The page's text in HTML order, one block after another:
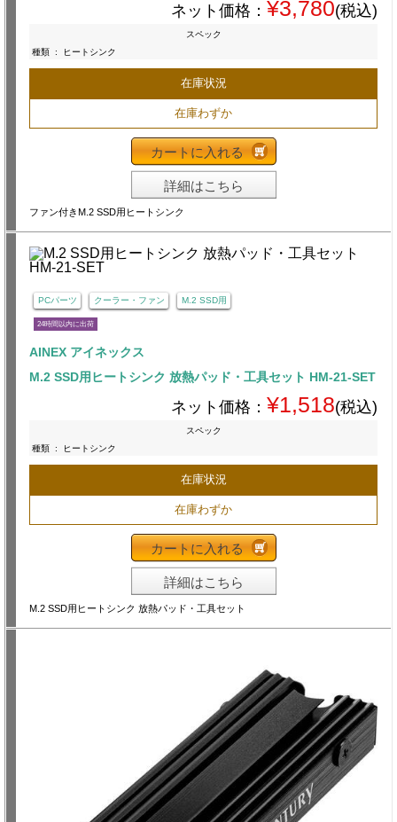
ネット価格： ¥3,780(税込)
スペック
種類 : ヒートシンク
在庫状況
在庫わずか
カートに入れる
詳細はこちら
ファン付きM.2 SSD用ヒートシンク
PCパーツ クーラー・ファン M.2 SSD用
24時間以内に出荷
AINEX アイネックス
M.2 SSD用ヒートシンク 放熱パッド・工具セット HM-21-SET
ネット価格： ¥1,518(税込)
スペック
種類 : ヒートシンク
在庫状況
在庫わずか
カートに入れる
詳細はこちら
M.2 SSD用ヒートシンク 放熱パッド・工具セット